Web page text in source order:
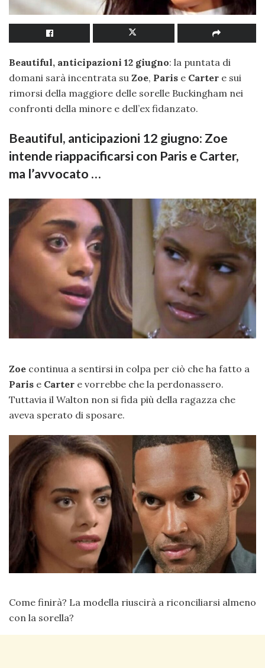
Beautiful, anticipazioni 12 giugno: la puntata di
domani sarà incentrata su Zoe, Paris e Carter e sui
rimorsi della maggiore delle sorelle Buckingham nei
confronti della minore e dell’ex fidanzato.
Beautiful, anticipazioni 12 giugno: Zoe
intende riappacificarsi con Paris e Carter,
ma l’avvocato …
Zoe continua a sentirsi in colpa per ciò che ha fatto a
Paris e Carter e vorrebbe che la perdonassero.
Tuttavia il Walton non si fida più della ragazza che
aveva sperato di sposare.
Come finirà? La modella riuscirà a riconciliarsi almeno
con la sorella?